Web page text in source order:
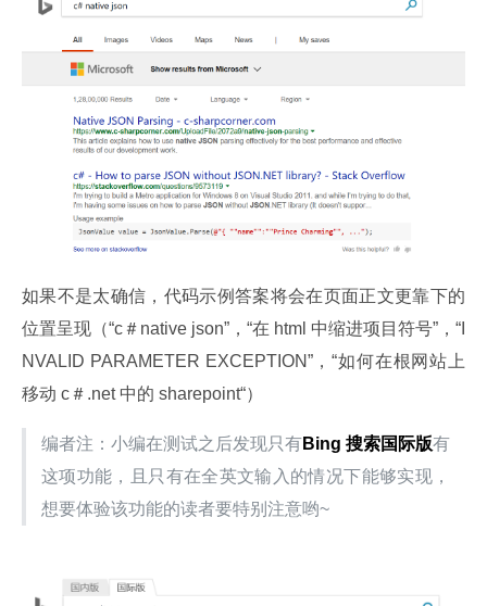
如果不是太确信，代码示例答案将会在页面正文更靠下的
位置呈现（“c＃native json”，“在 html 中缩进项目符号”，“I
NVALID PARAMETER EXCEPTION”，“如何在根网站上
移动 c＃.net 中的 sharepoint“）
编者注：小编在测试之后发现只有Bing 搜索国际版有
这项功能，且只有在全英文输入的情况下能够实现，
想要体验该功能的读者要特别注意哟~